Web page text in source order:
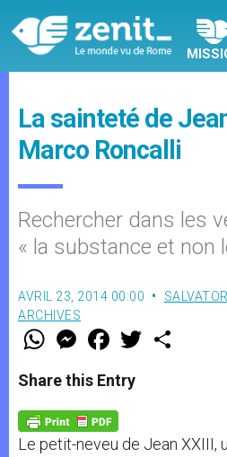
La sainteté de
Marco Roncalli
Rechercher dans les
« la substance et non
AVRIL 23, 2014 00:00
ARCHIVES
W
t
s
p
p
M
e
s
e
g
e
r
F
a
e
b
o
k
w
Share this Entry
Le petit-neveu de Jean XXIII,